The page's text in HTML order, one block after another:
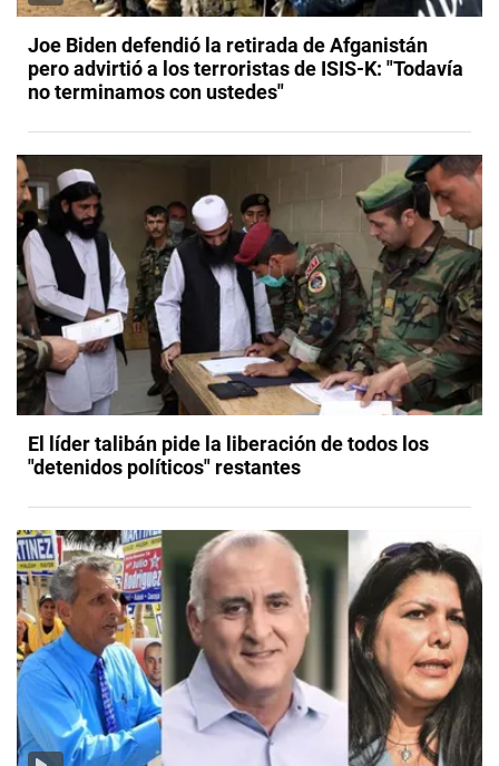
Joe Biden defendió la retirada de Afganistán
pero advirtió a los terroristas de ISIS-K: "Todavía
no terminamos con ustedes"
El líder talibán pide la liberación de todos los
"detenidos políticos" restantes